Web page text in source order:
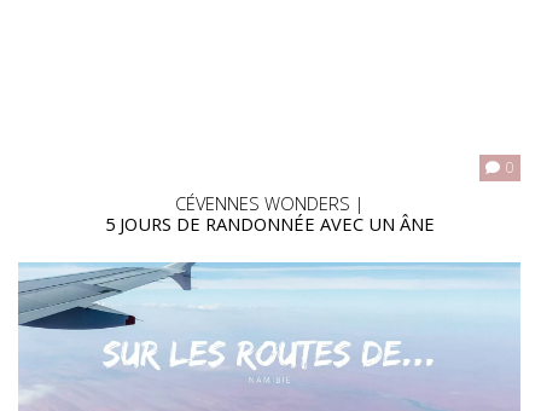
0
CÉVENNES WONDERS |
5 JOURS DE RANDONNÉE AVEC UN ÂNE